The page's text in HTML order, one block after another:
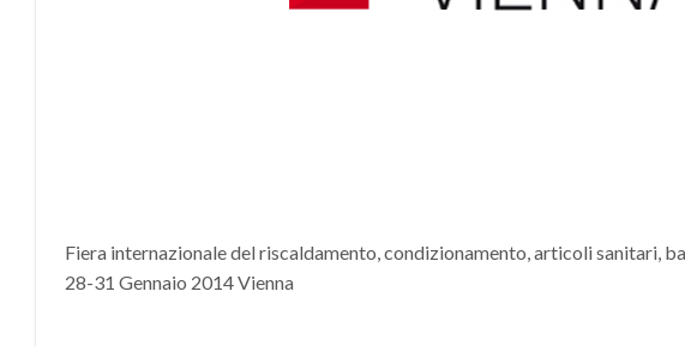
Fiera internazionale del riscaldamento, condizionamento, articoli sanitari,
28-31 Gennaio 2014 Vienna